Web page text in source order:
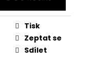
Tisk
Zeptat se
Sdílet